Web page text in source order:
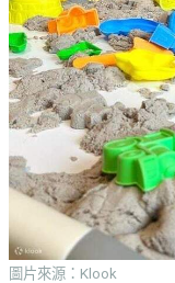
圖片來源：Klook